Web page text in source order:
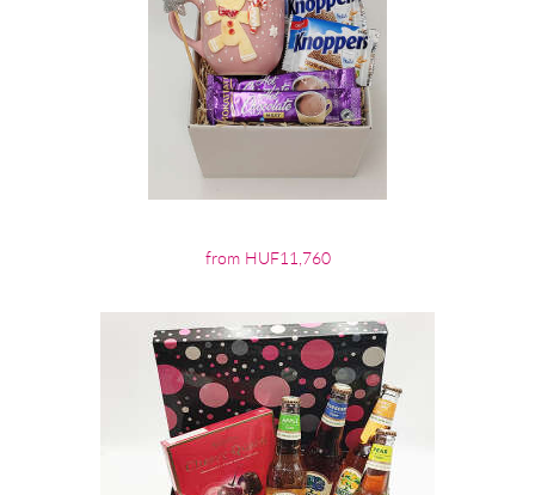
from HUF11,760